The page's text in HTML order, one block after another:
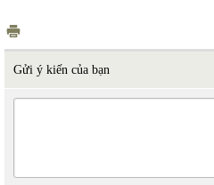
Gửi ý kiến của bạn